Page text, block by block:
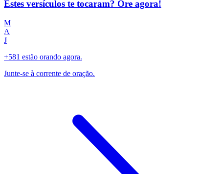
Estes versículos te tocaram? Ore agora!
M
A
J
+581 estão orando agora.
Junte-se à corrente de oração.